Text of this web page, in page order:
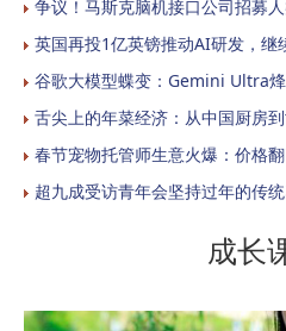
争议！马斯克脑机接口公司招募
英国再投1亿英镑推动AI研发，继
谷歌大模型蝶变：Gemini Ultra
舌尖上的年菜经济：从中国厨房
春节宠物托管师生意火爆：价格
超九成受访青年会坚持过年的传
成长